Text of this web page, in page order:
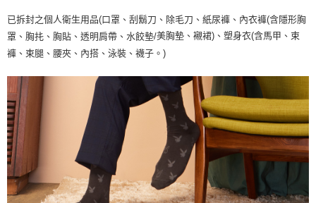
已拆封之個人衛生用品(口罩、刮鬍刀、除毛刀、紙尿褲、內衣褲(含隱形胸
罩、胸扥、胸貼、透明肩帶、水餃墊/美胸墊、襯裙)、塑身衣(含馬甲、束
褲、束腿、腰夾、內搭、泳裝、襪子。)